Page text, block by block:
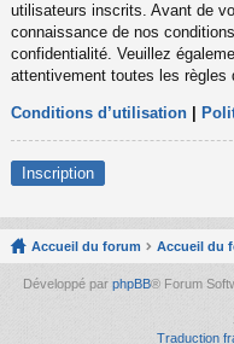
utilisateurs inscrits. Avant de
connaissance de nos
confidentialité. Veuillez
attentivement toutes les règles
Conditions d’utilisation
Inscription
Accueil du forum Accueil du
Développé par phpBB® Forum
Traduction